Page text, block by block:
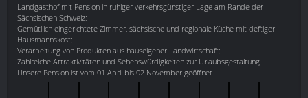
Landgasthof mit Pension in ruhiger verkehrsgünstiger Lage am Rande der
Sächsischen Schweiz;
Gemütllich eingerichtete Zimmer, sächsische und regionale Küche mit deftiger
Hausmannskost;
Verarbeitung von Produkten aus hauseigener Landwirtschaft;
Zahlreiche Attraktivitäten und Sehenswürdigkeiten zur Urlaubsgestaltung.
Unsere Pension ist vom 01.April bis 02.November geöffnet.